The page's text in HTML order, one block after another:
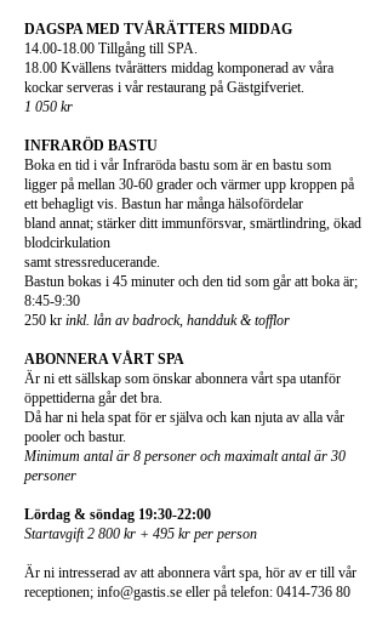
DAGSPA MED TVÅRÄTTERS MIDDAG
14.00-18.00 Tillgång till SPA.
18.00 Kvällens tvårätters middag komponerad av våra
kockar serveras i vår restaurang på Gästgifveriet.
1 050 kr
INFRARÖD BASTU
Boka en tid i vår Infraröda bastu som är en bastu som
ligger på mellan 30-60 grader och värmer upp kroppen på
ett behagligt vis. Bastun har många hälsofördelar
bland annat; stärker ditt immunförsvar, smärtlindring, ökad
blodcirkulation
samt stressreducerande.
Bastun bokas i 45 minuter och den tid som går att boka är;
8:45-9:30
250 kr inkl. lån av badrock, handduk & tofflor
ABONNERA VÅRT SPA
Är ni ett sällskap som önskar abonnera vårt spa utanför
öppettiderna går det bra.
Då har ni hela spat för er själva och kan njuta av alla vår
pooler och bastur.
Minimum antal är 8 personer och maximalt antal är 30
personer
Lördag & söndag 19:30-22:00
Startavgift 2 800 kr + 495 kr per person
​Är ni intresserad av att abonnera vårt spa, hör av er till vår
receptionen; info@gastis.se eller på telefon: 0414-736 80